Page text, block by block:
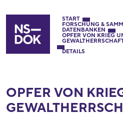
START
FORSCHUNG &
DATENBANKEN
OPFER VON KRIEG
DETAILS
OPFER VON